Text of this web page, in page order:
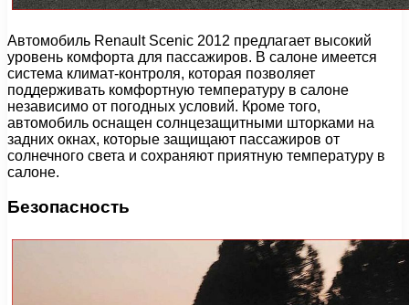
Автомобиль Renault Scenic 2012 предлагает высокий
уровень комфорта для пассажиров. В салоне имеется
система климат-контроля, которая позволяет
поддерживать комфортную температуру в салоне
независимо от погодных условий. Кроме того,
автомобиль оснащен солнцезащитными шторками на
задних окнах, которые защищают пассажиров от
солнечного света и сохраняют приятную температуру в
салоне.
Безопасность